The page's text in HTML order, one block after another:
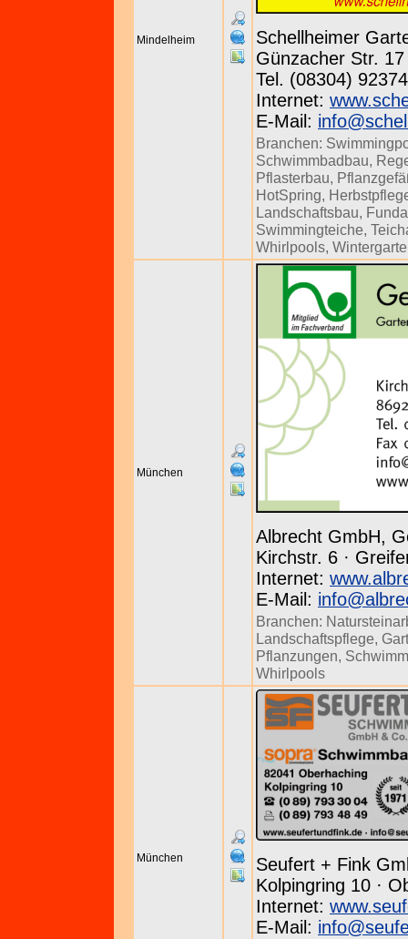
Mindelheim
Schellheimer
Günzacher Str.
Tel. (08304)
Internet:
E-Mail:
Branchen:
Schwimmbadbau,
Pflasterbau,
HotSpring,
Landschaftsbau,
Swimmingteiche,
Whirlpools,
München
Albrecht GmbH,
Kirchstr. 6 ·
Internet:
E-Mail:
Branchen:
Landschaftspflege,
Pflanzungen,
Whirlpools
München
Seufert + Fink
Kolpingring 10 ·
Internet:
E-Mail: